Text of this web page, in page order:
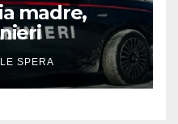
madre,
SPERA